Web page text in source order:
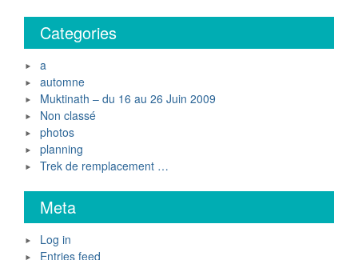
Categories
a
automne
Muktinath – du 16 au 26 Juin 2009
Non classé
photos
planning
Trek de remplacement …
Meta
Log in
Entries feed